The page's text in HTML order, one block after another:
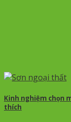
Kinh nghiệm chọn
thích